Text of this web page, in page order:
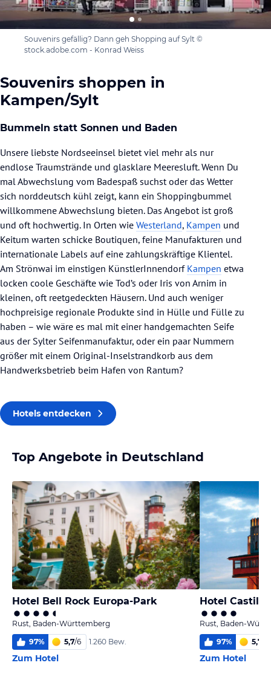
Souvenirs gefällig? Dann geh Shopping auf Sylt ©
stock.adobe.com - Konrad Weiss
Souvenirs shoppen in
Kampen/Sylt
Bummeln statt Sonnen und Baden
Unsere liebste Nordseeinsel bietet viel mehr als nur
endlose Traumstrände und glasklare Meeresluft. Wenn Du
mal Abwechslung vom Badespaß suchst oder das Wetter
sich norddeutsch kühl zeigt, kann ein Shoppingbummel
willkommene Abwechslung bieten. Das Angebot ist groß
und oft hochwertig. In Orten wie Westerland, Kampen und
Keitum warten schicke Boutiquen, feine Manufakturen und
internationale Labels auf eine zahlungskräftige Klientel.
Am Strönwai im einstigen KünstlerInnendorf Kampen etwa
locken coole Geschäfte wie Tod’s oder Iris von Arnim in
kleinen, oft reetgedeckten Häusern. Und auch weniger
hochpreisige regionale Produkte sind in Hülle und Fülle zu
haben – wie wäre es mal mit einer handgemachten Seife
aus der Sylter Seifenmanufaktur, oder ein paar Nummern
größer mit einem Original-Inselstrandkorb aus dem
Handwerksbetrieb beim Hafen von Rantum?
Hotels entdecken
Top Angebote in Deutschland
Hotel Bell Rock Europa-Park
Rust, Baden-Württemberg
97% 5,7/6 1.260 Bew.
Zum Hotel
Hotel Castillo
Rust, Baden-
97% 5,7
Zum Hotel